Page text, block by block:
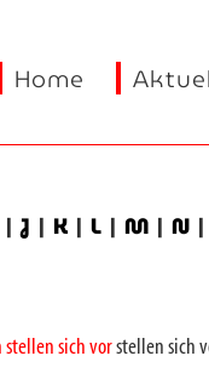
Home
|J | K |L |M |N
stellen sich vorstellen sich